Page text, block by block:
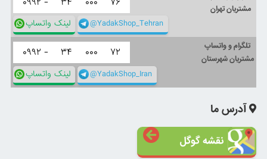
مشتریان تهران
لینک واتساپ @YadakShop_Tehran
تلگرام و واتساپ
مشتریان شهرستان
۰۹۹۲ - ۳۴ ۰۰۰ ۷۲
لینک واتساپ @YadakShop_Iran
آدرس ما
نقشه گوگل